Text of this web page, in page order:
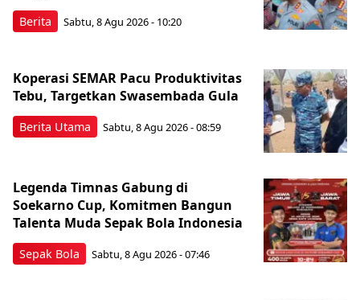
Berita Sabtu, 8 Agu 2026 - 10:20
Berita Utama
Koperasi SEMAR Pacu Produktivitas
Tebu, Targetkan Swasembada Gula
Sabtu, 8 Agu 2026 - 08:59
Sepak Bola
Legenda Timnas Gabung di
Soekarno Cup, Komitmen Bangun
Talenta Muda Sepak Bola Indonesia
Sabtu, 8 Agu 2026 - 07:46